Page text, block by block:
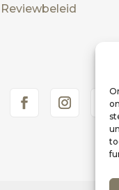
Reviewbeleid